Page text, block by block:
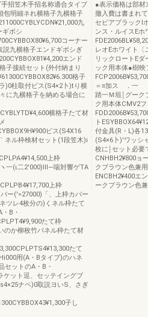
招笠木手招名称適合タイブ
包明細ネれ横格子九横格子
九
ギボシ
コーナー
九横格子エンドギボシぎ
エンド
子接続セット(外付納まり
格子
)0柱取付ビス(S4×2卜)tり横
に九横格子を納める場合に
横格子たて材
ビス(S4X16
ネル枠検材セット(1段笠木)i
上枠
一(ι二2′000)Ⅲ―喘対響ゲTA
上枠
ー(′=27000)「、上枠カバー
ツレ4枚分の)くネル枠たて
B・
たて枠
のか柳枚竹パネル枠たて材
たて
用(A・Bタイブ)のハネ
セットのA・B・
ケット逗、セッテイングブ
ナペ)0取説ヨいS、さぎ
子し
●表示価格は部材
撤入費は書まれ
セピアプラックl
ンス・ルイスEホ
レオEホワイト〔
リックロートE
ック用本体●樹映
＝≡加ス ．一
踏一Ｍ垣￨グーク
ク用本体CMV2
ト
付金具(R・L)各
(S4×6卜)'ワッシ
枚に￨セット必要
CNHBH2¥800ョ
クブラウン色兼
ENCBH2¥400エ
ークブラウン色